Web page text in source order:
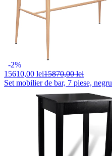
-2%
15610,00 lei15870,00 lei
Set mobilier de bar, 7 piese, negru